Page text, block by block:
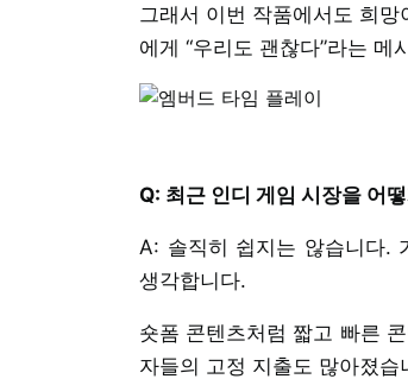
그래서 이번 작품에서도 희
에게 “우리도 괜찮다”라는 메
Q: 최근 인디 게임 시장을 어
A: 솔직히 쉽지는 않습니다.
생각합니다.
숏폼 콘텐츠처럼 짧고 빠른
자들의 고정 지출도 많아졌